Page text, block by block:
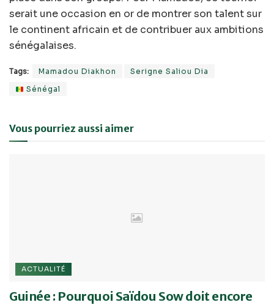
serait une occasion en or de montrer son talent sur
le continent africain et de contribuer aux ambitions
sénégalaises.
Tags: Mamadou Diakhon
Serigne Saliou Dia
Sénégal
Vous pourriez aussi aimer
ACTUALITÉ
Guinée : Pourquoi Saïdou Sow doit encore